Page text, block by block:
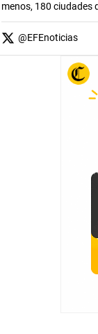
menos, 180 ciudades
@EFEnoticias